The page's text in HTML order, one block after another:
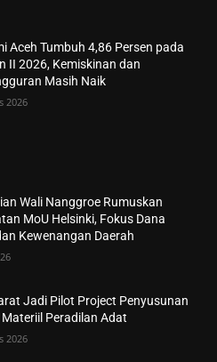
Aceh Tumbuh 4,86 Persen pada
II 2026, Kemiskinan dan
Masih Naik
2026
Wali Nanggroe Rumuskan
MoU Helsinki, Fokus Dana
Kewenangan Daerah
Jadi Pilot Project Penyusunan
Peradilan Adat
2026